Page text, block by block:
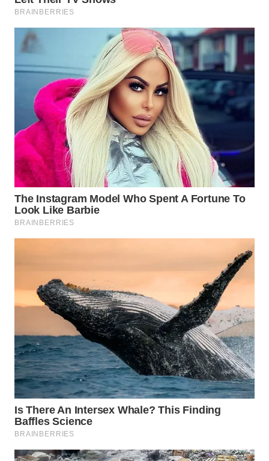
WN
SERIBU
WN
TANGERANG
WN
BINJAI
WN
CIREBON
WN
INDRAMAYU
WN
WN
MAJALENGKA
SUBANG
WN
SUKABUMI
WN
PURWAKARTA